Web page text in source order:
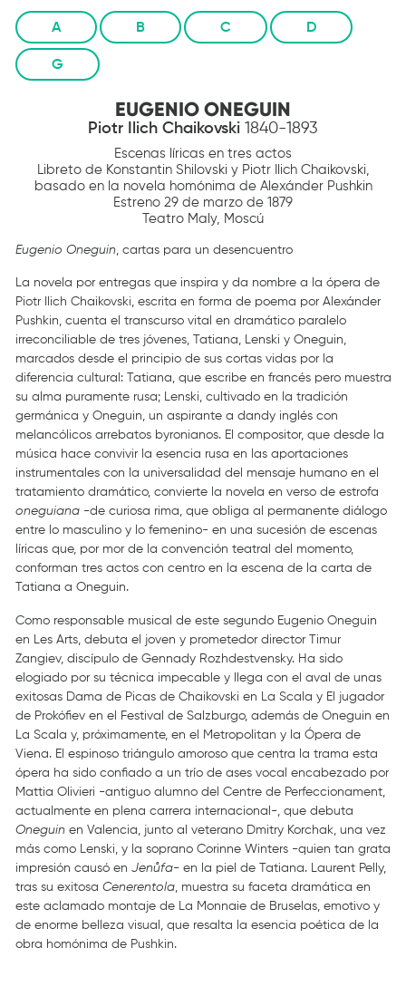
A B C D
G
EUGENIO ONEGUIN
Piotr Ilich Chaikovski 1840-1893
Escenas líricas en tres actos
Libreto de Konstantin Shilovski y Piotr Ilich Chaikovski,
basado en la novela homónima de Alexánder Pushkin
Estreno 29 de marzo de 1879
Teatro Maly, Moscú
Eugenio Oneguin, cartas para un desencuentro
La novela por entregas que inspira y da nombre a la ópera de
Piotr Ilich Chaikovski, escrita en forma de poema por Alexánder
Pushkin, cuenta el transcurso vital en dramático paralelo
irreconciliable de tres jóvenes, Tatiana, Lenski y Oneguin,
marcados desde el principio de sus cortas vidas por la
diferencia cultural: Tatiana, que escribe en francés pero muestra
su alma puramente rusa; Lenski, cultivado en la tradición
germánica y Oneguin, un aspirante a dandy inglés con
melancólicos arrebatos byronianos. El compositor, que desde la
música hace convivir la esencia rusa en las aportaciones
instrumentales con la universalidad del mensaje humano en el
tratamiento dramático, convierte la novela en verso de estrofa
oneguiana-de curiosa rima, que obliga al permanente diálogo
entre lo masculino y lo femenino- en una sucesión de escenas
líricas que, por mor de la convención teatral del momento,
conforman tres actos con centro en la escena de la carta de
Tatiana a Oneguin.
Como responsable musical de este segundo Eugenio Oneguin
en Les Arts, debuta el joven y prometedor director Timur
Zangiev, discípulo de Gennady Rozhdestvensky. Ha sido
elogiado por su técnica impecable y llega con el aval de unas
exitosas Dama de Picas de Chaikovski en La Scala y El jugador
de Prokófiev en el Festival de Salzburgo, además de Oneguin en
La Scala y, próximamente, en el Metropolitan y la Ópera de
Viena. El espinoso triángulo amoroso que centra la trama esta
ópera ha sido confiado a un trío de ases vocal encabezado por
Mattia Olivieri -antiguo alumno del Centre de Perfeccionament,
actualmente en plena carrera internacional-, que debuta
Oneguinen Valencia, junto al veterano Dmitry Korchak, una vez
más como Lenski, y la soprano Corinne Winters -quien tan grata
impresión causó en Jenůfa- en la piel de Tatiana. Laurent Pelly,
tras su exitosa Cenerentola, muestra su faceta dramática en
este aclamado montaje de La Monnaie de Bruselas, emotivo y
de enorme belleza visual, que resalta la esencia poética de la
obra homónima de Pushkin.